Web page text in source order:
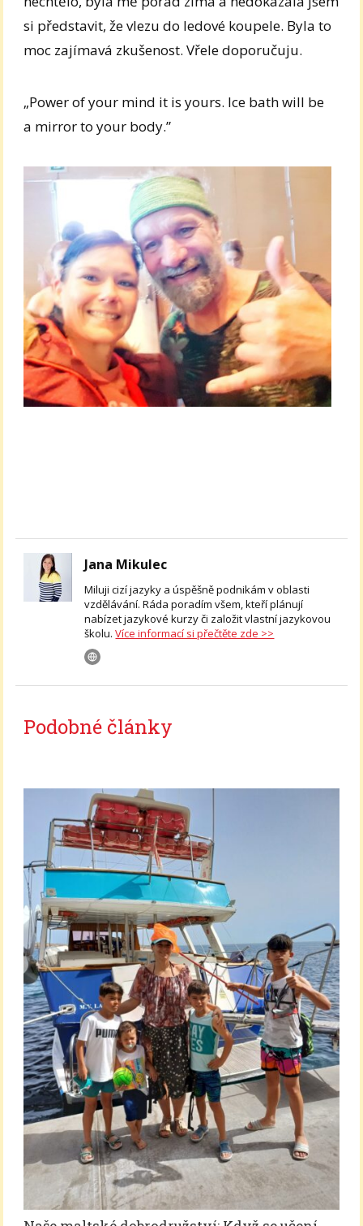
si představit, že vlezu do ledové koupele. Byla to
moc zajímavá zkušenost. Vřele doporučuju.
„Power of your mind it is yours. Ice bath will be
a mirror to your body.”
Jana Mikulec
Miluji cizí jazyky a úspěšně podnikám v oblasti
vzdělávání. Ráda poradím všem, kteří plánují
nabízet jazykové kurzy či založit vlastní jazykovou
školu.Více informací si přečtěte zde >>
Podobné články